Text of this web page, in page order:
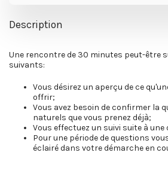
Description
Une rencontre de 30 minutes peut-être
suivants:
Vous désirez un aperçu de ce
offrir;
Vous avez besoin de confirmer la
naturels que vous prenez déjà;
Vous effectuez un suivi suite à
Pour une période de questions
éclairé dans votre démarche en